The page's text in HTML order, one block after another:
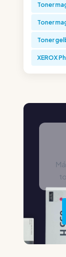
Toner
Toner
Toner
XEROX